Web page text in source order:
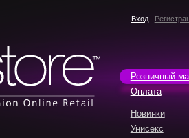
Вход
Розничный
Оплата
Новинки
Унисекс